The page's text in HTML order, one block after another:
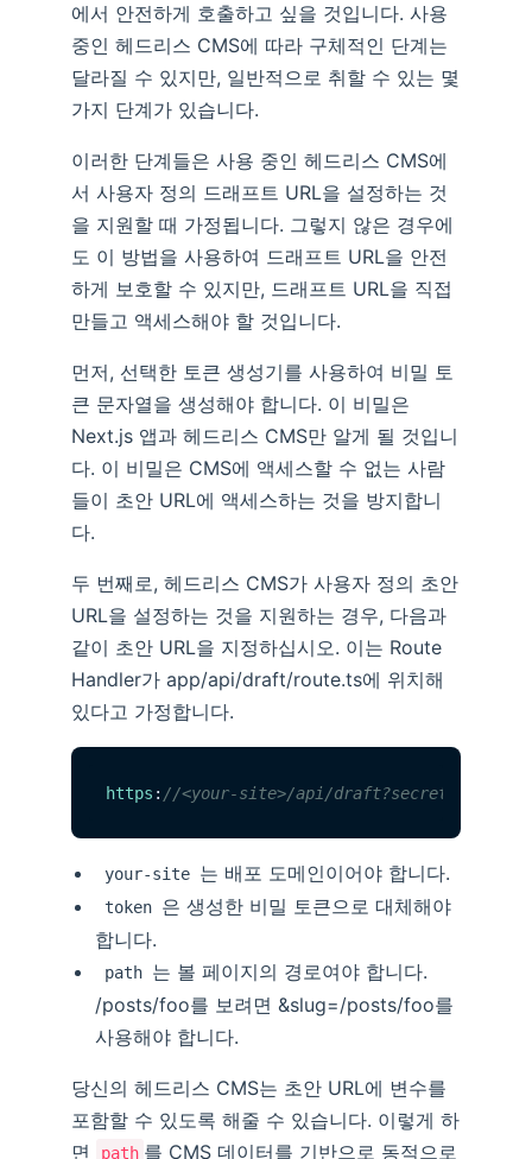
에서 안전하게 호출하고 싶을 것입니다. 사용
중인 헤드리스 CMS에 따라 구체적인 단계는
달라질 수 있지만, 일반적으로 취할 수 있는 몇
가지 단계가 있습니다.
이러한 단계들은 사용 중인 헤드리스 CMS에
서 사용자 정의 드래프트 URL을 설정하는 것
을 지원할 때 가정됩니다. 그렇지 않은 경우에
도 이 방법을 사용하여 드래프트 URL을 안전
하게 보호할 수 있지만, 드래프트 URL을 직접
만들고 액세스해야 할 것입니다.
먼저, 선택한 토큰 생성기를 사용하여 비밀 토
큰 문자열을 생성해야 합니다. 이 비밀은
Next.js 앱과 헤드리스 CMS만 알게 될 것입니
다. 이 비밀은 CMS에 액세스할 수 없는 사람
들이 초안 URL에 액세스하는 것을 방지합니
다.
두 번째로, 헤드리스 CMS가 사용자 정의 초안
URL을 설정하는 것을 지원하는 경우, 다음과
같이 초안 URL을 지정하십시오. 이는 Route
Handler가 app/api/draft/route.ts에 위치해
있다고 가정합니다.
https : //<your-site>/api/
your-site 는 배포 도메인이어야 합니다.
token 은 생성한 비밀 토큰으로 대체해야
합니다.
path 는 볼 페이지의 경로여야 합니다.
/posts/foo를 보려면 &slug=/posts/foo를
사용해야 합니다.
당신의 헤드리스 CMS는 초안 URL에 변수를
포함할 수 있도록 해줄 수 있습니다. 이렇게 하
면
path 를 CMS 데이터를 기반으로 동적으로